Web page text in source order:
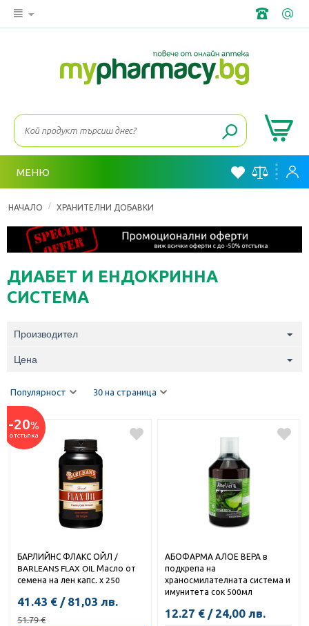
МЕНЮ
НАЧАЛО / ХРАНИТЕЛНИ ДОБАВКИ
ДИАБЕТ И ЕНДОКРИННА
СИСТЕМА
Производител
Цена
Популярност 30 на страница
-20%
отстъпка
БАРЛИЙНС ФЛАКС ОЙЛ /
BARLEANS FLAX OIL Масло от
семена на лен капс. х 250
41.43 € / 81,03 лв.
51.79€
АБОФАРМА АЛОЕ ВЕРА в
подкрепа на
храносмилателната система и
имунитета сок 500мл
12.27 € / 24,00 лв.